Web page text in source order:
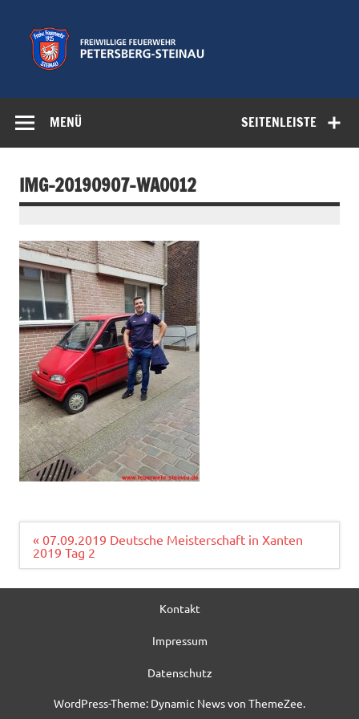
springen
Feuerwehr
Petersberg-
SEITENLEISTE
MENÜ
IMG-20190907-WA0012
Beitragsnavigation
« 07.09.2019 Deutsche Meisterschaft in Xanten
2019 Tag 2
Kontakt
Impressum
Datenschutz
WordPress-Theme: Dynamic News von ThemeZee.